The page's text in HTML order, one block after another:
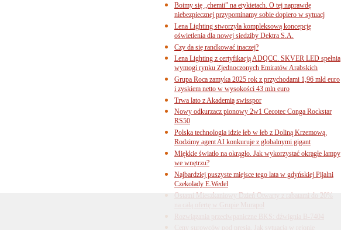
Boimy się „chemii” na etykietach. O tej naprawdę
niebezpiecznej przypominamy sobie dopiero w sytuacj
Lena Lighting stworzyła kompleksową koncepcję
oświetlenia dla nowej siedziby Dektra S.A.
Czy da się randkować inaczej?
Lena Lighting z certyfikacją ADQCC. SKVER LED spełnia
wymogi rynku Zjednoczonych Emiratów Arabskich
Grupa Roca zamyka 2025 rok z przychodami 1,96 mld euro
i zyskiem netto w wysokości 43 mln euro
Trwa lato z Akademią swisspor
Nowy odkurzacz pionowy 2w1 Cecotec Conga Rockstar
RS50
Polska technologia idzie łeb w łeb z Doliną Krzemową.
Rodzimy agent AI konkuruje z globalnymi gigant
Miękkie światło na okrągło. Jak wykorzystać okrągłe lampy
we wnętrzu?
Najbardziej puszyste miejsce tego lata w gdyńskiej Pijalni
Czekolady E.Wedel
Ostatni Mieszkaniowy Dzień Otwarty z rabatami do 20%
na całą ofertę w Grupie Murapol
Rozwiązania przeciwpaniczne BKS: dźwignia B-7404
Ceny surowców pod presją. Jak sytuacja w rejonie